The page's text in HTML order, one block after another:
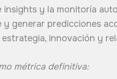
insights y la monitoría
generar predicciones
innovación y
métrica definitiva: